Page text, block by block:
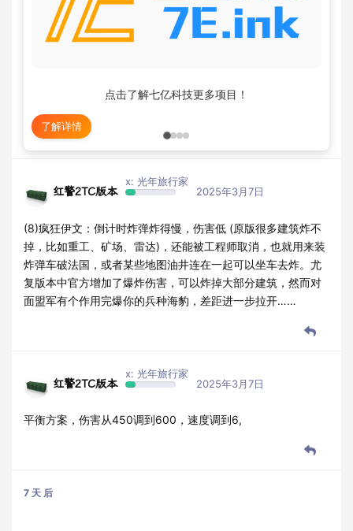
点击了解七亿科技更多项目！
红警2TC版本
x: 光年旅行家
2025年3月7日
(8)疯狂伊文：倒计时炸弹炸得慢，伤害低 (原版很多建筑炸不
掉，比如重工、矿场、雷达)，还能被工程师取消，也就用来装
炸弹车破法国，或者某些地图油井连在一起可以坐车去炸。尤
复版本中官方增加了爆炸伤害，可以炸掉大部分建筑，然而对
面盟军有个作用完爆你的兵种海豹，差距进一步拉开……
红警2TC版本
x: 光年旅行家
2025年3月7日
平衡方案，伤害从450调到600，速度调到6,
7 天 后